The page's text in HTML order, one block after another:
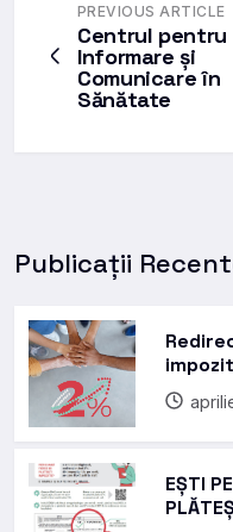
PREVIOUS ARTICLE
Centrul pentru
Informare și
Comunicare în
Sănătate
Publicații
EȘTI